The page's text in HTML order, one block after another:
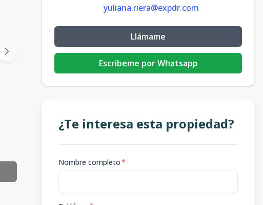
yuliana.riera@expdr.com
Llámame
Escribeme por Whatsapp
¿Te interesa esta propiedad?
Nombre completo*